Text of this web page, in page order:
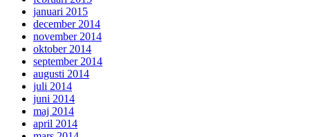
januari 2015
december 2014
november 2014
oktober 2014
september 2014
augusti 2014
juli 2014
juni 2014
maj 2014
april 2014